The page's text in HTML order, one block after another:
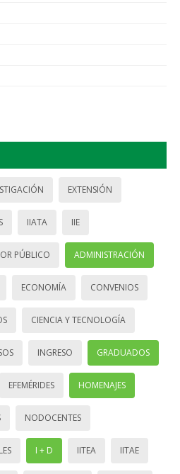
EXTENSIÓN
IIATA IIE
PÚBLICO ADMINISTRACIÓN
ECONOMÍA CONVENIOS
CIENCIA Y TECNOLOGÍA
INGRESO GRADUADOS
EFEMÉRIDES HOMENAJES
NODOCENTES
I + D IITEA IITAE